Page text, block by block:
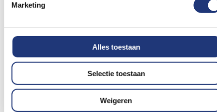
Marketing
Alles toestaan
Selectie toestaan
Weigeren
Vergelijkbare producten
Voeg
toe
aan
verlanglijst
Voeg
aan